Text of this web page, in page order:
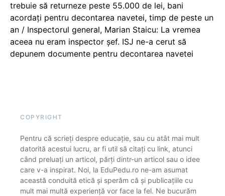
trebuie să returneze peste 55.000 de lei, bani
acordați pentru decontarea navetei, timp de peste un
an / Inspectorul general, Marian Staicu: La vremea
aceea nu eram inspector șef. ISJ ne-a cerut să
depunem documente pentru decontarea navetei
COPYRIGHT
Pentru că scrieți despre educație, sau cu atât mai mult
datorită acestui lucru, ar fi util să citați cu link, atunci
când preluați un articol, părți dintr-un articol sau o idee
care v-a inspirat. Noi, la EduPedu.ro ne-am asumat
această conduită etică și sperăm că și publicațiile cu
mult mai multă experiență vor face la fel. Ne bucurăm